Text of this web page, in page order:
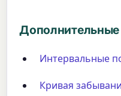
Интервальные
Кривая